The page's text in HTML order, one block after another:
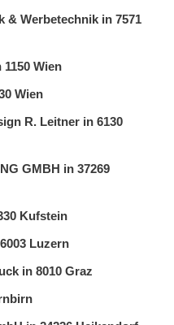
& Werbetechnik in 7571
Wien
Wien
R. Leitner in 6130
GMBH in 37269
Kufstein
Luzern
in 8010 Graz